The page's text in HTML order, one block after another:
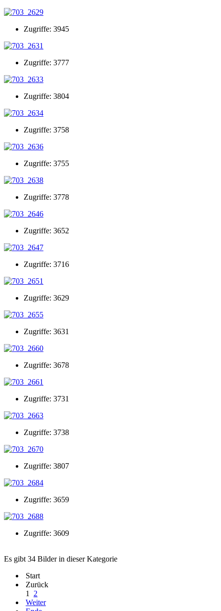
Zugriffe: 3945
Zugriffe: 3777
Zugriffe: 3804
Zugriffe: 3758
Zugriffe: 3755
Zugriffe: 3778
Zugriffe: 3652
Zugriffe: 3716
Zugriffe: 3629
Zugriffe: 3631
Zugriffe: 3678
Zugriffe: 3731
Zugriffe: 3738
Zugriffe: 3807
Zugriffe: 3659
Zugriffe: 3609
Es gibt 34 Bilder in dieser Kategorie
Start
Zurück
1
2
Weiter